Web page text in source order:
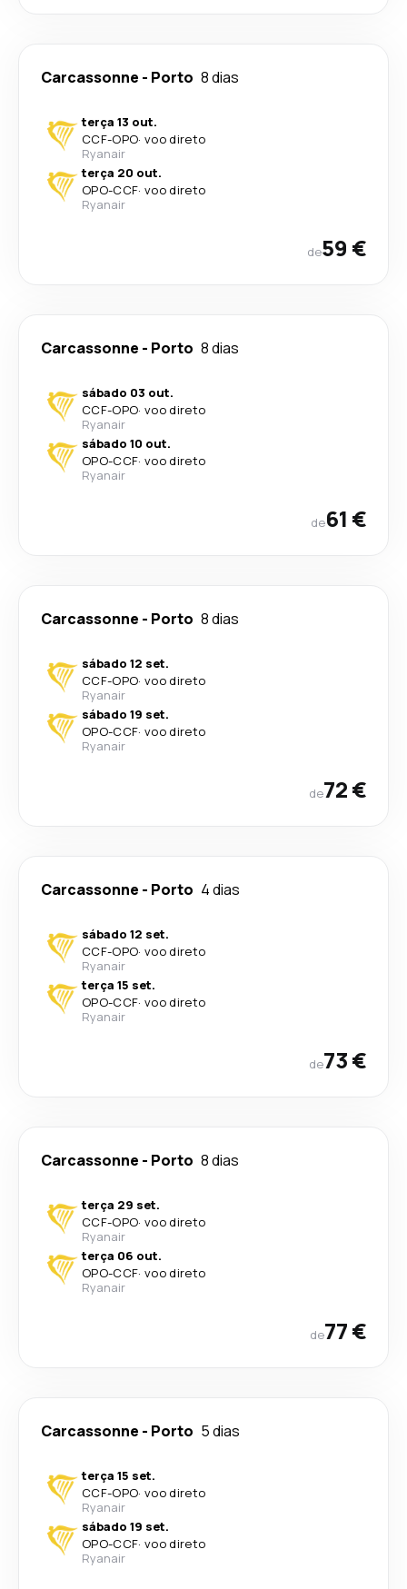
Carcassonne - Porto 8 dias
terça 13 out.
CCF-OPO· voo direto
Ryanair
terça 20 out.
OPO-CCF· voo direto
Ryanair
de59 €
Carcassonne - Porto 8 dias
sábado 03 out.
CCF-OPO· voo direto
Ryanair
sábado 10 out.
OPO-CCF· voo direto
Ryanair
de61 €
Carcassonne - Porto 8 dias
sábado 12 set.
CCF-OPO· voo direto
Ryanair
sábado 19 set.
OPO-CCF· voo direto
Ryanair
de72 €
Carcassonne - Porto 4 dias
sábado 12 set.
CCF-OPO· voo direto
Ryanair
terça 15 set.
OPO-CCF· voo direto
Ryanair
de73 €
Carcassonne - Porto 8 dias
terça 29 set.
CCF-OPO· voo direto
Ryanair
terça 06 out.
OPO-CCF· voo direto
Ryanair
de77 €
Carcassonne - Porto 5 dias
terça 15 set.
CCF-OPO· voo direto
Ryanair
sábado 19 set.
OPO-CCF· voo direto
Ryanair